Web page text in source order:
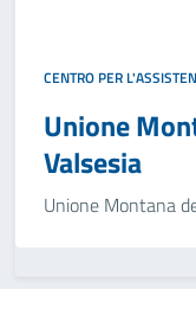
CENTRO PER
Unione
Valsesia
Unione Montana